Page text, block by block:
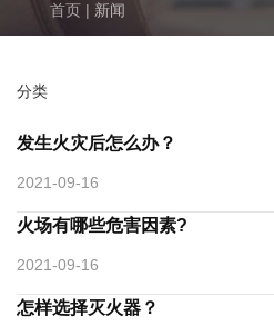
致电我们
邮箱
首页 新闻
分类
发生火灾后怎么办？
2021-09-16
火场有哪些危害因素?
2021-09-16
怎样选择灭火器？